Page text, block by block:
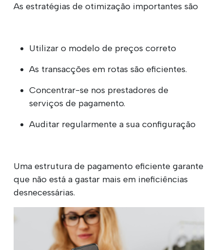
As estratégias de otimização importantes são
Utilizar o modelo de preços correto
As transacções em rotas são eficientes.
Concentrar-se nos prestadores de
serviços de pagamento.
Auditar regularmente a sua configuração
Uma estrutura de pagamento eficiente garante
que não está a gastar mais em ineficiências
desnecessárias.